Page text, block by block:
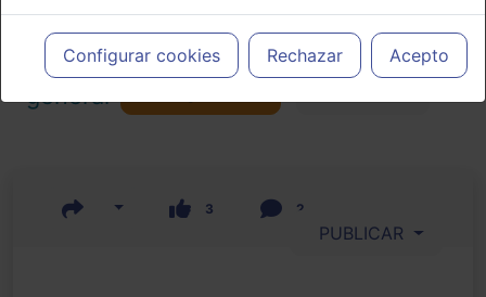
meramente informativo, siendo responsabilidad de los
profesionales facultados prescribir medicamentos y decidir, en
cada caso concreto, el tratamiento más adecuado a las
necesidades del paciente.
Configurar cookies Rechazar Acepto
Actualidad y Artículos|Psiquiatría
general
3 2
PUBLICAR